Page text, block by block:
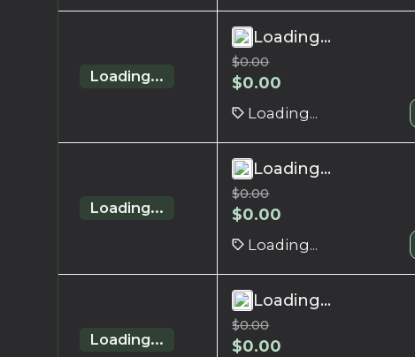
Loading...
Loading...
$0.00
$0.00
Loading...
Loading...
Loading...
$0.00
$0.00
Loading...
Loading...
Loading...
$0.00
$0.00